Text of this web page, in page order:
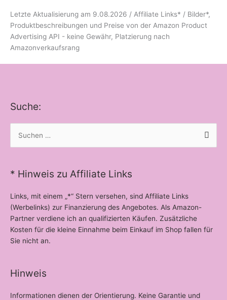
Letzte Aktualisierung am 9.08.2026 / Affiliate Links* / Bilder*,
Produktbeschreibungen und Preise von der Amazon Product
Advertising API - keine Gewähr, Platzierung nach
Amazonverkaufsrang
Suche:
nach:
* Hinweis zu Affiliate Links
Links, mit einem „*“ Stern versehen, sind Affiliate Links
(Werbelinks) zur Finanzierung des Angebotes. Als Amazon-
Partner verdiene ich an qualifizierten Käufen. Zusätzliche
Kosten für die kleine Einnahme beim Einkauf im Shop fallen für
Sie nicht an.
Hinweis
Informationen dienen der Orientierung. Keine Garantie und